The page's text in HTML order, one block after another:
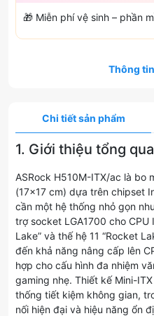
🎁 Miễn phí vệ sinh – phần
Thông
Chi tiết sản phẩm
1. Giới thiệu tổng
ASRock H510M-ITX/ac là bo
(17×17 cm) dựa trên chipset
cần một hệ thống nhỏ gọn
trợ socket LGA1700 cho CPU
Lake” và thế hệ 11 “Rocket
đến khả năng nâng cấp lên
hợp cho cấu hình đa nhiệm
gaming nhẹ. Thiết kế Mini-
thống tiết kiệm không gian,
nối hiện đại và hiệu năng ổn